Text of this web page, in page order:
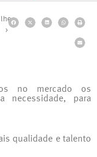
>
no mercado os
necessidade, para
qualidade e talento